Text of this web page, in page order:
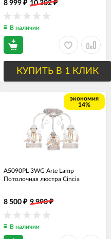
8 999 ₽ 10 302₽
В наличии
КУПИТЬ В 1 КЛИК
экономия
14%
A5090PL-3WG Arte Lamp
Потолочная люстра Cincia
8 500 ₽ 9 990₽
В наличии